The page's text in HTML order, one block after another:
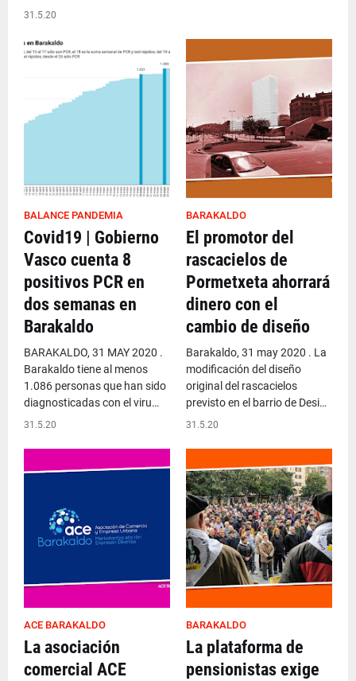
31.5.20
BALANCE PANDEMIA
Covid19 | Gobierno
Vasco cuenta 8
positivos PCR en
dos semanas en
Barakaldo
BARAKALDO, 31 MAY 2020 .
Barakaldo tiene al menos
1.086 personas que han sido
diagnosticadas con el viru…
31.5.20
BARAKALDO
El promotor del
rascacielos de
Pormetxeta ahorrará
dinero con el
cambio de diseño
Barakaldo, 31 may 2020 . La
modificación del diseño
original del rascacielos
previsto en el barrio de Desi…
31.5.20
ACE BARAKALDO
La asociación
comercial ACE
BARAKALDO
La plataforma de
pensionistas exige